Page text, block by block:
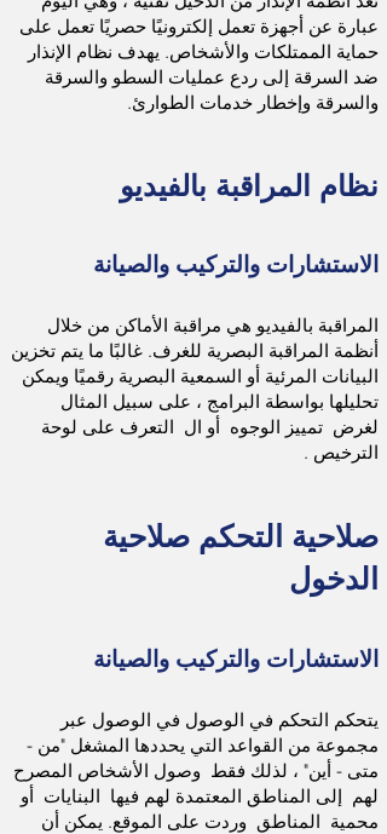
عبارة عن أجهزة تعمل إلكترونيًا حصريًا تعمل على
حماية الممتلكات والأشخاص. يهدف نظام الإنذار
ضد السرقة إلى ردع عمليات السطو والسرقة
والسرقة وإخطار خدمات الطوارئ.
نظام المراقبة بالفيديو
الاستشارات والتركيب والصيانة
المراقبة بالفيديو هي مراقبة الأماكن من خلال
أنظمة المراقبة البصرية للغرف. غالبًا ما يتم تخزين
البيانات المرئية أو السمعية البصرية رقميًا ويمكن
تحليلها بواسطة البرامج ، على سبيل المثال
لغرض تمييز الوجوه أو ال التعرف على لوحة
الترخيص .
صلاحية التحكم صلاحية
الدخول
الاستشارات والتركيب والصيانة
يتحكم التحكم في الوصول في الوصول عبر
مجموعة من القواعد التي يحددها المشغل "من -
متى - أين" ، لذلك فقط وصول الأشخاص المصرح
لهم إلى المناطق المعتمدة لهم فيها البنايات أو
محمية المناطق وردت على الموقع. يمكن أن